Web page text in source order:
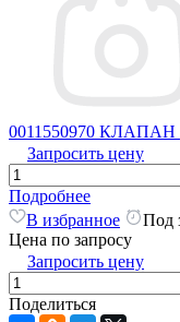
0011550970 КЛАПАН
Запросить цену
Подробнее
В избранное
Под
Цена по запросу
Запросить цену
Поделиться